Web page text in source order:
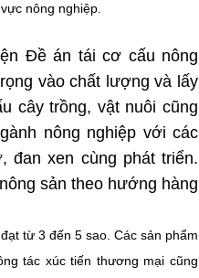
nông nghiệp.
Đề án tái cơ cấu nông
vào chất lượng và lấy
cây trồng, vật nuôi cũng
nông nghiệp với các
đan xen cùng phát triển.
sản theo hướng hàng
từ 3 đến 5 sao. Các sản phẩm
tác xúc tiến thương mại cũng